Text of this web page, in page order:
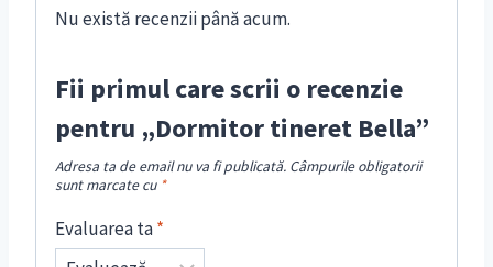
Nu există recenzii până acum.
Fii primul care scrii o recenzie
pentru „Dormitor tineret Bella”
Adresa ta de email nu va fi publicată. Câmpurile obligatorii
sunt marcate cu *
Evaluarea ta*